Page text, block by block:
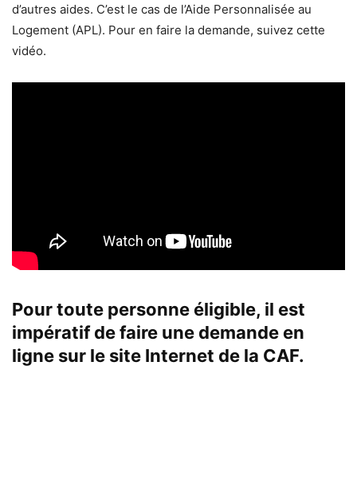
d’autres aides. C’est le cas de l’Aide Personnalisée au
Logement (APL). Pour en faire la demande, suivez cette
vidéo.
Pour toute personne éligible, il est
impératif de faire une demande en
ligne sur le site Internet de la CAF.